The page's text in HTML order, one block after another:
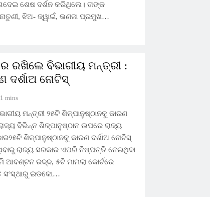
ଶେଷ ଦର୍ଶନ କରିଥିଲେ। ତାଙ୍କ
ଝିଅ- ଜ୍ୱାଇଁ, ଭଣଜା ପ୍ରମୁଖ…
ରଖିଲେ ବିଭାଗୀୟ ମନ୍ତ୍ରୀ :
ଦର୍ଶାଅ ନୋଟିସ୍‌
1 mins
ମନ୍ତ୍ରୀ ୨୫ଟି ଶିଳ୍ପାନୁଷ୍ଠାନକୁ କାରଣ
ବିଭିନ୍ନ ଶିଳ୍ପାନୁଷ୍ଠାନ ଉପରେ ରାଜ୍ୟ
ଶିଳ୍ପାନୁଷ୍ଠାନକୁ କାରଣ ଦର୍ଶାଅ ନୋଟିସ୍
ରାଜ୍ୟ ସରକାର ଏପରି ନିଷ୍ପତ୍ତି ନେଇଥିବା
ଆବଣ୍ଟନ ରଦ୍ଦ, ୫ଟି ମାମଲା କୋର୍ଟରେ
ସଂସ୍ଥାରୁ ଇଡକୋ…